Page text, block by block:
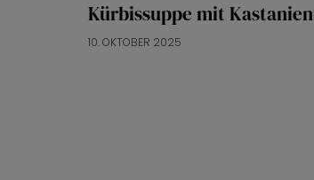
Kürbissuppe mit Kastanien
10. OKTOBER 2025